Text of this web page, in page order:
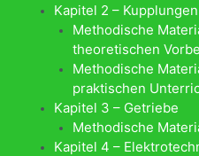
Kapitel 2 – Kupplungen
Methodische
theoretischen
Methodische
praktischen
Kapitel 3 – Getriebe
Methodische
Kapitel 4 –